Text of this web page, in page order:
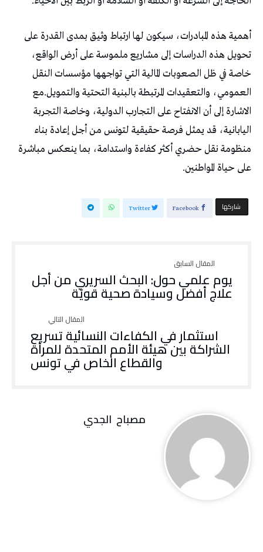
‬على‭ ‬حياة‭ ‬المواطنين‭.‬
‫‫ شاركها‬ Facebook
Twitter
يوم علمي حول: البحث السريري من أجل
علاج أفضل وسيادة صحية قويّة
استثمار في الكفاءات النسائية تسريع
الشراكة بين هيئة الأمم المتحدة للمرأة
والقطاع الخاص في تونس
مصباح ‭ ‬الجدي